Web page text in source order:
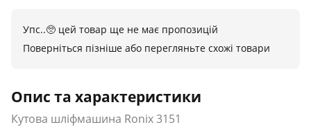
Упс..🥺 цей товар ще не має пропозицій
Поверніться пізніше або перегляньте схожі товари
Опис та характеристики
Кутова шліфмашина Ronix 3151